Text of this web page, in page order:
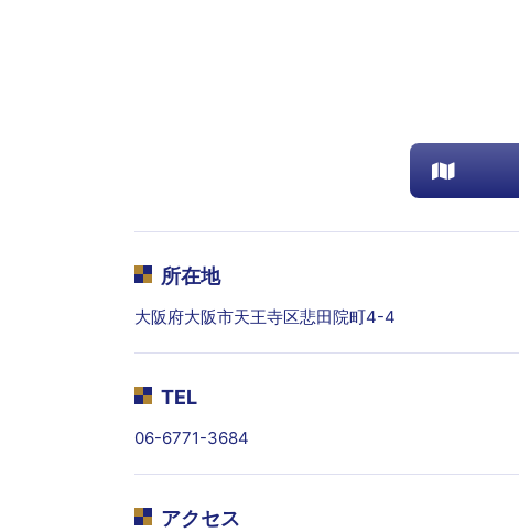
所在地
大阪府大阪市天王寺区悲田院町4-4
TEL
06-6771-3684
アクセス